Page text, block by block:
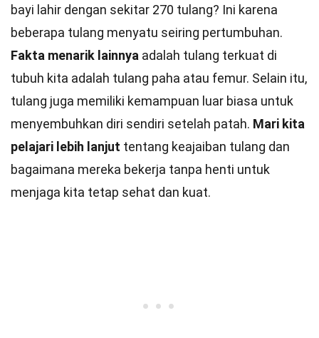
bayi lahir dengan sekitar 270 tulang? Ini karena
beberapa tulang menyatu seiring pertumbuhan.
Fakta menarik lainnya adalah tulang terkuat di
tubuh kita adalah tulang paha atau femur. Selain itu,
tulang juga memiliki kemampuan luar biasa untuk
menyembuhkan diri sendiri setelah patah. Mari kita
pelajari lebih lanjut tentang keajaiban tulang dan
bagaimana mereka bekerja tanpa henti untuk
menjaga kita tetap sehat dan kuat.